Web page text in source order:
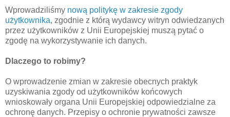
Wprowadziliśmy nową politykę w zakresie zgody
użytkownika, zgodnie z którą wydawcy witryn odwiedzanych
przez użytkowników z Unii Europejskiej muszą pytać o
zgodę na wykorzystywanie ich danych.
Dlaczego to robimy?
O wprowadzenie zmian w zakresie obecnych praktyk
uzyskiwania zgody od użytkowników końcowych
wnioskowały organa Unii Europejskiej odpowiedzialne za
ochronę danych. Przepisy o ochronie prywatności zawsze